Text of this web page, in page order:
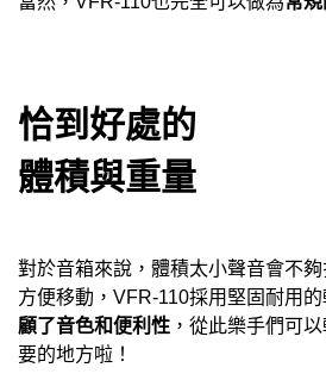
恰到好處的
體積與重量
對於音箱來說，體積太小聲音會不
方便移動， VFR-110採用堅固耐用的
顧了音色和便利性 ，從此樂手們可
要的地方啦！